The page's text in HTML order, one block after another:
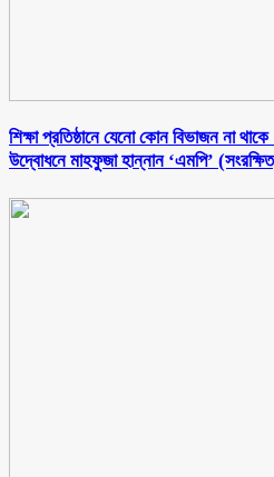
শিক্ষা প্রতিষ্ঠানে যেনো কোন বিভাজন না
উদ্বোধনে মাহফুজা হান্নান ‘এমপি’